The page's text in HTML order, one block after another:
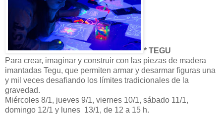
* TEGU
Para crear, imaginar y construir con las piezas de madera
imantadas Tegu, que permiten armar y desarmar figuras una
y mil veces desafiando los límites tradicionales de la
gravedad.
Miércoles 8/1, jueves 9/1, viernes 10/1, sábado 11/1,
domingo 12/1 y lunes 13/1, de 12 a 15 h.